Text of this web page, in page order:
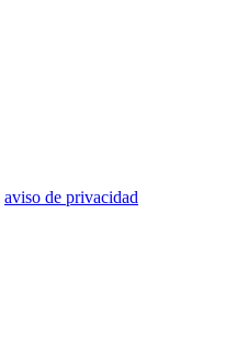
aviso de privacidad